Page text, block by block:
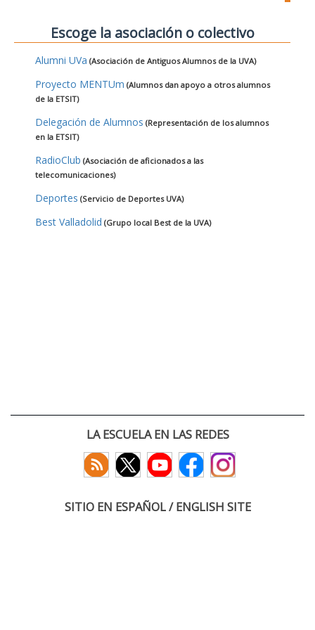
Escoge la asociación o colectivo
Alumni UVa (Asociación de Antiguos Alumnos de la UVA)
Proyecto MENTUm (Alumnos dan apoyo a otros alumnos
de la ETSIT)
Delegación de Alumnos (Representación de los alumnos
en la ETSIT)
RadioClub (Asociación de aficionados a las
telecomunicaciones)
Deportes (Servicio de Deportes UVA)
Best Valladolid (Grupo local Best de la UVA)
LA ESCUELA EN LAS REDES
SITIO EN ESPAÑOL / ENGLISH SITE